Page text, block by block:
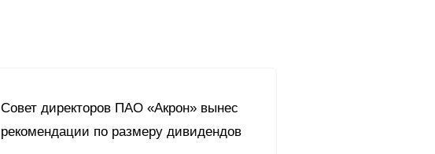
Совет директоров ПАО «Акрон» вынес
рекомендации по размеру дивидендов